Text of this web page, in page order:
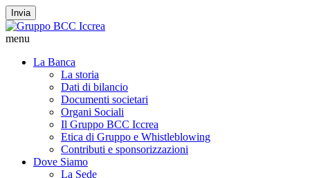
Invia
menu
La Banca
La storia
Dati di bilancio
Documenti societari
Organi Sociali
Il Gruppo BCC Iccrea
Etica di Gruppo e Whistleblowing
Contributi e sponsorizzazioni
Dove Siamo
La Sede